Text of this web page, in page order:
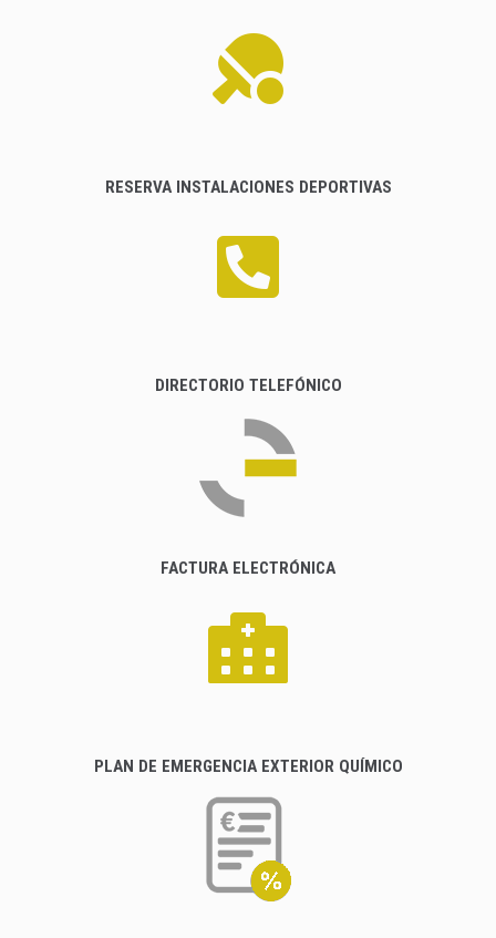
RESERVA INSTALACIONES DEPORTIVAS
DIRECTORIO TELEFÓNICO
FACTURA ELECTRÓNICA
PLAN DE EMERGENCIA EXTERIOR QUÍMICO